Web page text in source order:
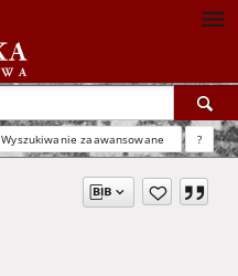
Wyszukiwanie zaawansowane ?